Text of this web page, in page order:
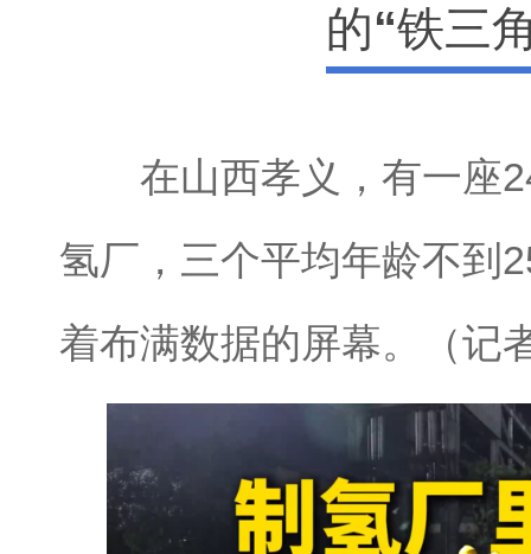
的“铁三
在山西孝义，有一座
氢厂，三个平均年龄不到
着布满数据的屏幕。（记